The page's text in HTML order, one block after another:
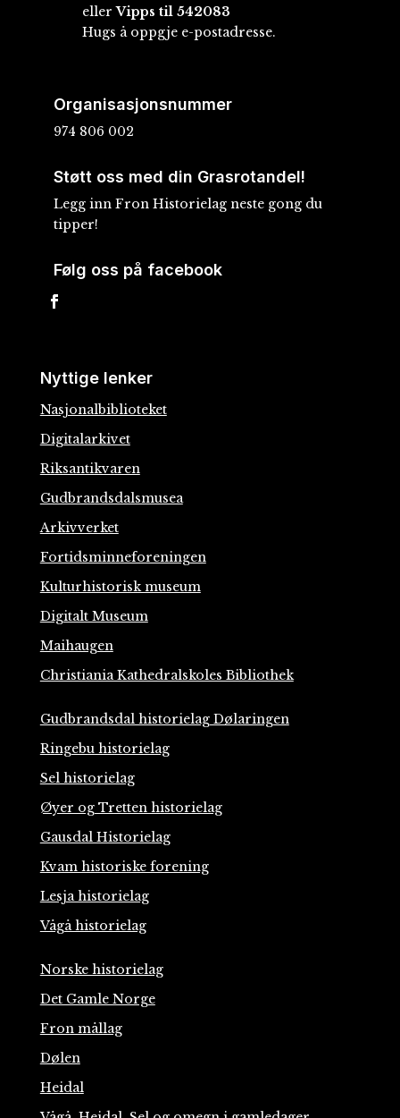
ellerVipps til 542083
Hugs å oppgje e-postadresse.
Organisasjonsnummer
974 806 002
Støtt oss med din Grasrotandel!
Legg inn Fron Historielag neste gong du
tipper!
Følg oss på facebook
Nyttige lenker
Nasjonalbiblioteket
Digitalarkivet
Riksantikvaren
Gudbrandsdalsmusea
Arkivverket
Fortidsminneforeningen
Kulturhistorisk museum
Digitalt Museum
Maihaugen
Christiania Kathedralskoles Bibliothek
Gudbrandsdal historielag Dølaringen
Ringebu historielag
Sel historielag
Øyer og Tretten historielag
Gausdal Historielag
Kvam historiske forening
Lesja historielag
Vågå historielag
Norske historielag
Det Gamle Norge
Fron mållag
Dølen
Heidal